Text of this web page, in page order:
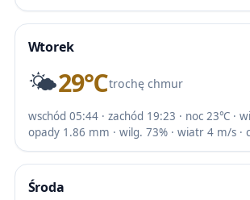
Wtorek
🌤️29℃trochę chmur
wschód 05:44 · zachód 19:23 · noc 23℃ ·
opady 1.86 mm · wilg. 73% · wiatr 4 m/s ·
Środa